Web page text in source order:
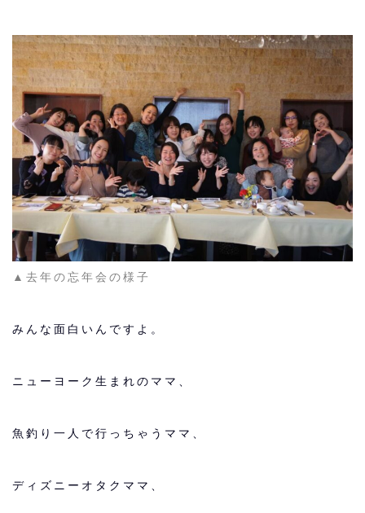
▲去年の忘年会の様子
みんな面白いんですよ。
ニューヨーク生まれのママ、
魚釣り一人で行っちゃうママ、
ディズニーオタクママ、